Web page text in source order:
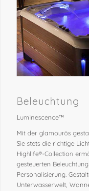
Beleuchtung
Luminescence™
Mit der glamourös
Sie stets die richtige
Highlife®-Collection
gesteuerten
Personalisierung.
Unterwasserwelt,